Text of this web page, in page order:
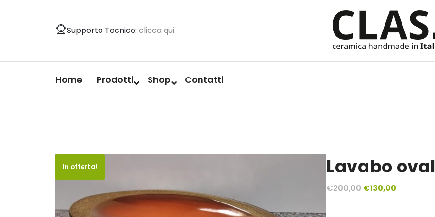
Supporto Tecnico: clicca qui
Home Prodotti Shop Contatti
In offerta! Lavabo
€200,00 Il
€130,00